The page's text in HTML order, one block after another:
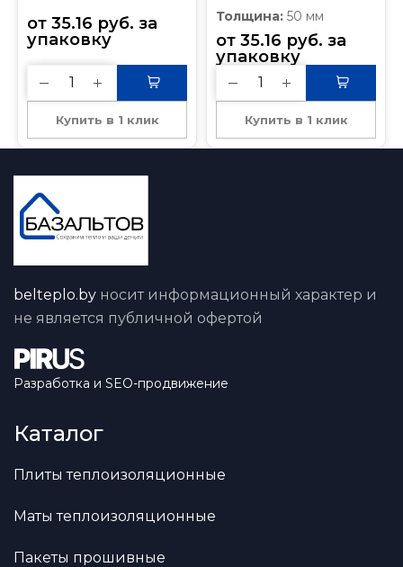
от 35.16 руб.
упаковку
Купить в 1 клик
Толщина: 50 мм
от 35.16 руб.
упаковку
Купить в 1 клик
belteplo.by носит информационный характер и
не является публичной офертой
Разработка и SEO-продвижение
Каталог
Плиты теплоизоляционные
Маты теплоизоляционные
Пакеты прошивные